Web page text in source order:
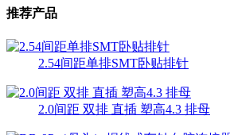
推荐产品
2.54间距单排SMT卧贴排针
2.0间距 双排 直插 塑高4.3 排母